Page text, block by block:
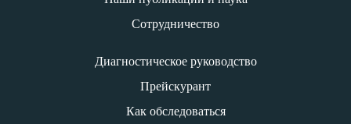
Сотрудничество
Диагностическое руководство
Прейскурант
Как обследоваться